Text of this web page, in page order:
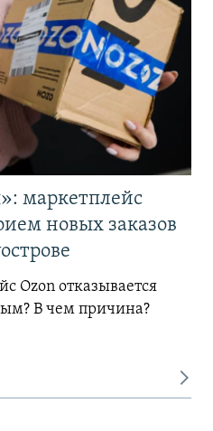
маркетплейс
новых заказов
Ozon отказывается
В чем причина?